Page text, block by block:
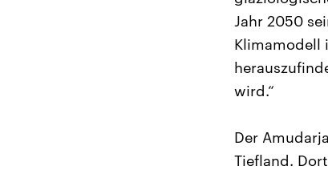
Jahr 2050
Klimamodell
wird.“
Der
Tiefland.